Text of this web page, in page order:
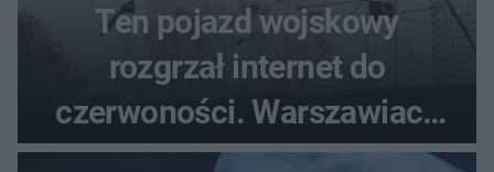
Ten pojazd wojskowy
rozgrzał internet do
czerwoności. Warszawiacy
pytali, czy to Mad Max!